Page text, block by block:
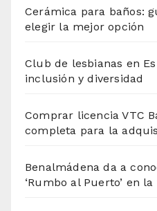
Cerámica para baños:
elegir la mejor opción
Club de lesbianas en
inclusión y diversidad
Comprar licencia VTC
completa para la
Benalmádena da a
‘Rumbo al Puerto’ en